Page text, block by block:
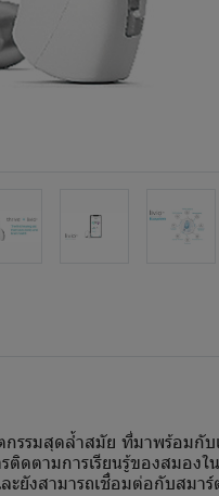
กรรมสุดล้ำสมัย ที่มาพร้อมกั
ติดตามการเรียนรู้ของสมอ
ยังสามารถเชื่อมต่อกับสมา